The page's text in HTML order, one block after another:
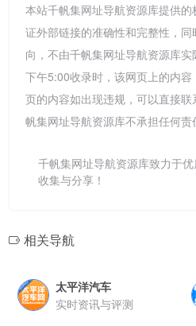
本站千帆集网址导航资源库提供
证外部链接的准确性和完整性，
向，不由千帆集网址导航资源库
下午5:00收录时，该网页上的内
页的内容如出现违规，可以直接
帆集网址导航资源库不承担任何责
千帆集网址导航资源库致力于
收集与分享！
相关导航
太平洋汽车
实时资讯与评测